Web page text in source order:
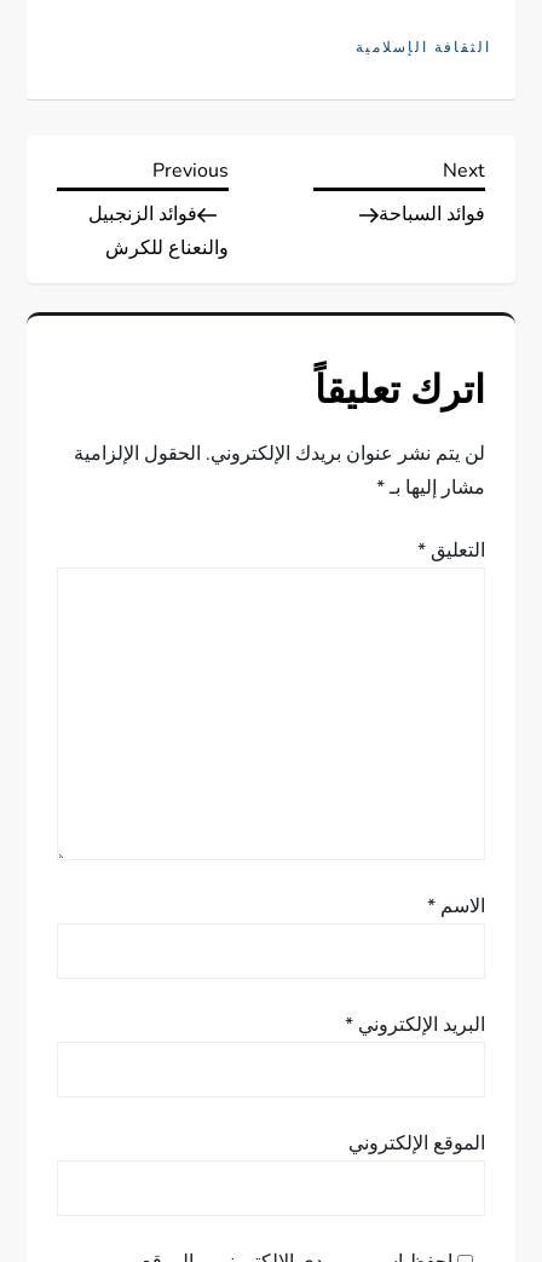
الثقافة الإسلامية
ت
ص
ا
ل
Previous
Post
Previous
فوائد الزنجبيل
والنعناع للكرش
Next
Post
Next
فوائد السباحة
اترك تعليقاً
لن يتم نشر عنوان بريدك الإلكتروني. الحقول الإلزامية
مشار إليها بـ*
التعليق*
الاسم*
البريد الإلكتروني*
الموقع الإلكتروني